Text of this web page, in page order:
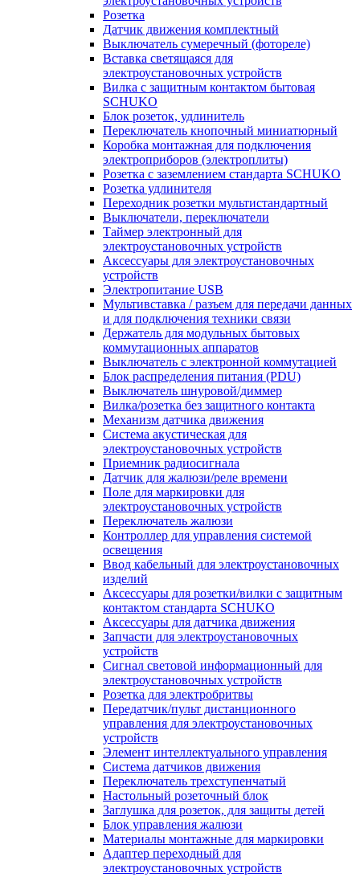
Розетка
Датчик движения комплектный
Выключатель сумеречный (фотореле)
Вставка светящаяся для
электроустановочных устройств
Вилка с защитным контактом бытовая
SCHUKO
Блок розеток, удлинитель
Переключатель кнопочный миниатюрный
Коробка монтажная для подключения
электроприборов (электроплиты)
Розетка с заземлением стандарта SCHUKO
Розетка удлинителя
Переходник розетки мультистандартный
Выключатели, переключатели
Таймер электронный для
электроустановочных устройств
Аксессуары для электроустановочных
устройств
Электропитание USB
Мультивставка / разъем для передачи данных
и для подключения техники связи
Держатель для модульных бытовых
коммутационных аппаратов
Выключатель с электронной коммутацией
Блок распределения питания (PDU)
Выключатель шнуровой/диммер
Вилка/розетка без защитного контакта
Механизм датчика движения
Система акустическая для
электроустановочных устройств
Приемник радиосигнала
Датчик для жалюзи/реле времени
Поле для маркировки для
электроустановочных устройств
Переключатель жалюзи
Контроллер для управления системой
освещения
Ввод кабельный для электроустановочных
изделий
Аксессуары для розетки/вилки с защитным
контактом стандарта SCHUKO
Аксессуары для датчика движения
Запчасти для электроустановочных
устройств
Сигнал световой информационный для
электроустановочных устройств
Розетка для электробритвы
Передатчик/пульт дистанционного
управления для электроустановочных
устройств
Элемент интеллектуального управления
Система датчиков движения
Переключатель трехступенчатый
Настольный розеточный блок
Заглушка для розеток, для защиты детей
Блок управления жалюзи
Материалы монтажные для маркировки
Адаптер переходный для
электроустановочных устройств